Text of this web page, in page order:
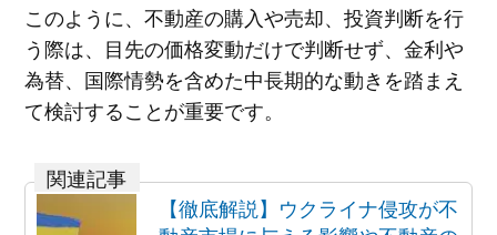
このように、不動産の購入や売却、投資判断を行
う際は、目先の価格変動だけで判断せず、金利や
為替、国際情勢を含めた中長期的な動きを踏まえ
て検討することが重要です。
【徹底解説】ウクライナ侵攻が不